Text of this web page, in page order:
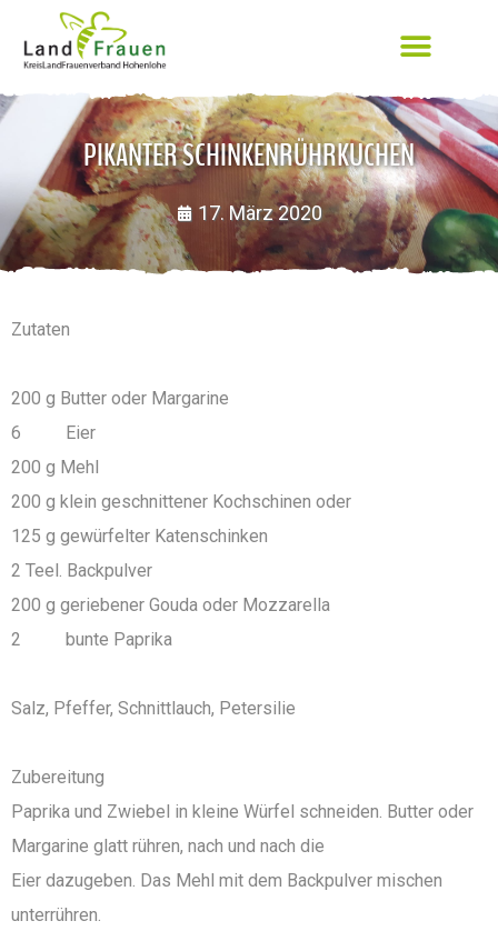
PIKANTER SCHINKENRÜHRKUCHEN
17. März 2020
Zutaten
200 g Butter oder Margarine
6 Eier
200 g Mehl
200 g klein geschnittener Kochschinen oder
125 g gewürfelter Katenschinken
2 Teel. Backpulver
200 g geriebener Gouda oder Mozzarella
2 bunte Paprika
Salz, Pfeffer, Schnittlauch, Petersilie
Zubereitung
Paprika und Zwiebel in kleine Würfel schneiden. Butter oder
Margarine glatt rühren, nach und nach die
Eier dazugeben. Das Mehl mit dem Backpulver mischen
unterrühren.